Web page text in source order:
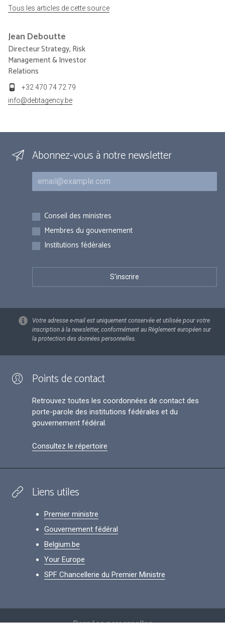
Tous les articles de cette source
Jean Deboutte
Directeur Strategy, Risk
Management & Investor
Relations
+32 470 74 72 79
info@debtagency.be
Abonnez-vous à notre newsletter
Courriel
Inscriptions
Conseil des ministres
Membres du gouvernement
Institutions fédérales
Votre adresse e-mail est uniquement conservée et utilisée pour votre
inscription à la newsletter, conformément au Règlement européen sur
la protection des données personnelles.
Points de contact
Retrouvez toutes les coordonnées de contact des
porte-parole des institutions fédérales et du
gouvernement fédéral.
Consultez le répertoire
Liens utiles
Premier ministre
Gouvernement fédéral
Belgium.be
Your Europe
SPF Chancellerie du Premier Ministre